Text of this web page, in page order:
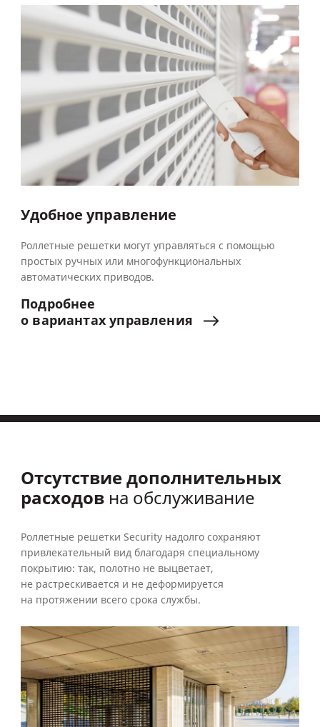
Удобное управление
Роллетные решетки могут управляться с помощью
простых ручных или многофункциональных
автоматических приводов.
Подробнее
о вариантахуправления
Отсутствие дополнительных
расходов на обслуживание
Роллетные решетки Security надолго сохраняют
привлекательный вид благодаря специальному
покрытию: так, полотно не выцветает,
не растрескивается и не деформируется
на протяжении всего срока службы.